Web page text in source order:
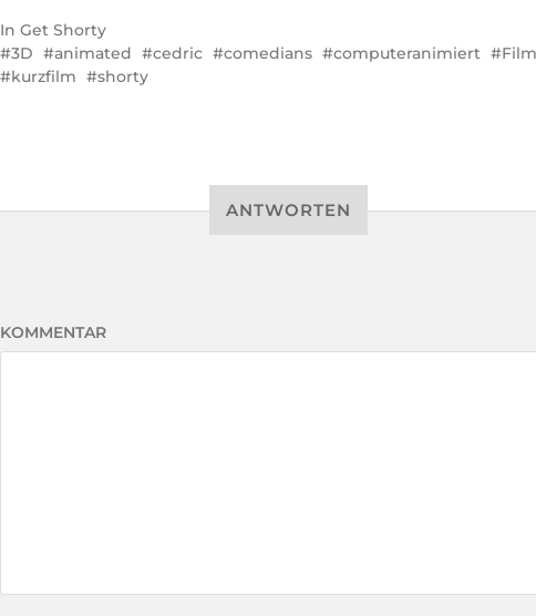
In Get Shorty
3D
animated cedric comedians computeranimiert
Film
kurzfilm
shorty
ANTWORTEN
KOMMENTAR